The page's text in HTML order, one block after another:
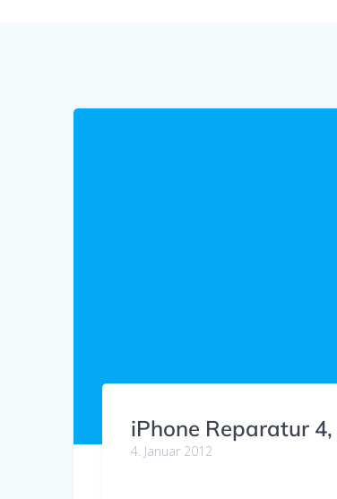
iPhone Reparatur
4. Januar 2012